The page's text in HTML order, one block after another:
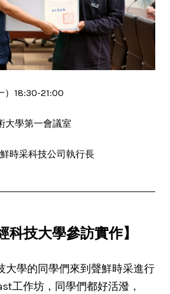
）18:30-21:00
大學第一會議室
時采科技公司執行長
科技大學參訪實作】
大學的同學們來到聲鮮時采進行
工作坊，同學們都好活潑，